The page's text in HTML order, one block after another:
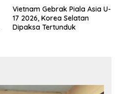
Vietnam Gebrak Piala Asia U-
17 2026, Korea Selatan
Dipaksa Tertunduk